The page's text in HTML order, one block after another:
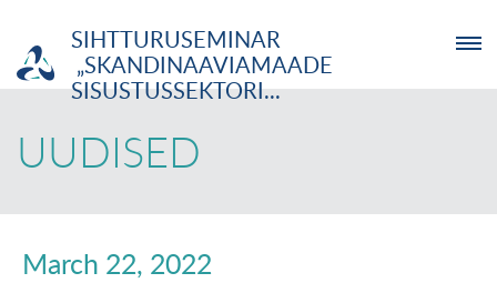
SIHTTURUSEMINAR
„SKANDINAAVIAMAADE
SISUSTUSSEKTORI...
MTÜ
UUDISED
March 22, 2022